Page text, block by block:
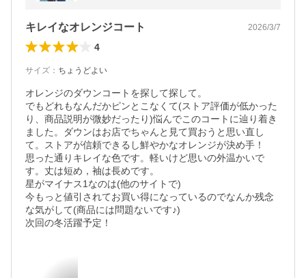
キレイなオレンジコート 2026/3/7
4
サイズ ： ちょうどよい
オレンジのダウンコートを探して探して。
でもどれもなんだかピンとこなくて(ストア評価が低かった
り、商品説明が微妙だったり)悩んでこのコートに辿り着き
ました。ダウンはお店でちゃんと見て買おうと思い直し
て。ストアが信頼できるし鮮やかなオレンジが決め手！
思った通りキレイな色です。軽いけど思いの外温かいで
す。丈は短め，袖は長めです。
星がマイナス1なのは(他のサイトで)
今もっと値引されてお買い得になっているのでなんか残念
な気がして(商品には問題ないです♪)
次回の冬活躍予定！